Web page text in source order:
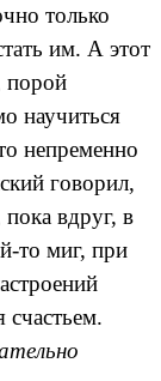
только
им. А этот
порой
научиться
непременно
говорил,
вдруг, в
то миг, при
счастьем.